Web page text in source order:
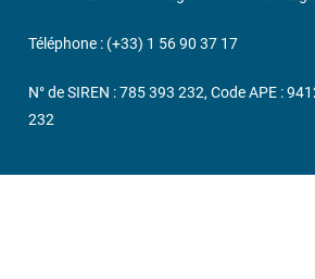
Téléphone : (+33) 1 56 90 37 17
N° de SIREN : 785 393 232, Code APE :
232